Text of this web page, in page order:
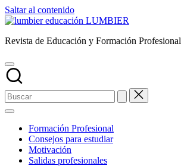
Saltar al contenido
LUMBIER
Revista de Educación y Formación Profesional
Formación Profesional
Consejos para estudiar
Motivación
Salidas profesionales